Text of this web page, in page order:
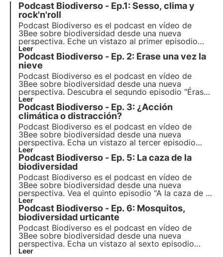
Podcast Biodiverso - Ep.1: Sesso, clima y
rock'n'roll
Podcast Biodiverso es el podcast en vídeo de
3Bee sobre biodiversidad desde una nueva
perspectiva. Eche un vistazo al primer episodio
"Sexo, clima y rock'n'roll", que explora el impacto
del cambio climático en las relaciones y los
sentimientos humanos, con el presentador Stefano
Caserini.
Leer
Podcast Biodiverso - Ep. 2: Érase una vez la
nieve
Podcast Biodiverso es el podcast en vídeo de
3Bee sobre biodiversidad desde una nueva
perspectiva. Descubra el segundo episodio "Érase
una vez la nieve", que explora el tema de la nieve
SOS y el turismo de montaña sostenible, con la
presentadora Sofía Farina.
Leer
Podcast Biodiverso - Ep. 3: ¿Acción
climática o distracción?
Podcast Biodiverso es el podcast en vídeo de
3Bee sobre biodiversidad desde una nueva
perspectiva. Echa un vistazo al tercer episodio
"¿Acción climática o distracción?", que explora el
tema del activismo climático y las motivaciones
que hay detrás de las protestas globales, con la
presentadora Marta Maroglio.
Leer
Podcast Biodiverso - Ep. 5: La caza de la
biodiversidad
Podcast Biodiverso es el podcast en vídeo de
3Bee sobre biodiversidad desde una nueva
perspectiva. Vea el quinto episodio "A la caza de la
biodiversidad", que explora el papel de la caza en
la protección de la biodiversidad, con el
presentador Nicolò Mottadelli.
Leer
Podcast Biodiverso - Ep. 6: Mosquitos,
biodiversidad urticante
Podcast Biodiverso es el podcast en vídeo de
3Bee sobre biodiversidad desde una nueva
perspectiva. Echa un vistazo al sexto episodio
"Biodiversidad que pica. Mosquitos: pequeños
Leer